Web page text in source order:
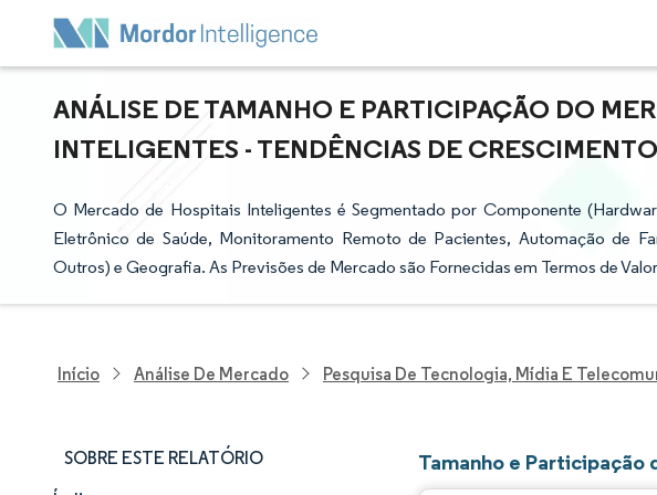
ANÁLISE DE TAMANHO E PARTICIPAÇÃO DO
INTELIGENTES - TENDÊNCIAS DE
O Mercado de Hospitais Inteligentes é Segmentado por Componente
Eletrônico de Saúde, Monitoramento Remoto de Pacientes, Automação de
Outros) e Geografia. As Previsões de Mercado são Fornecidas em Termos de
Início Análise De Mercado Pesquisa De Tecnologia, Mídia E
SOBRE ESTE RELATÓRIO Tamanho e